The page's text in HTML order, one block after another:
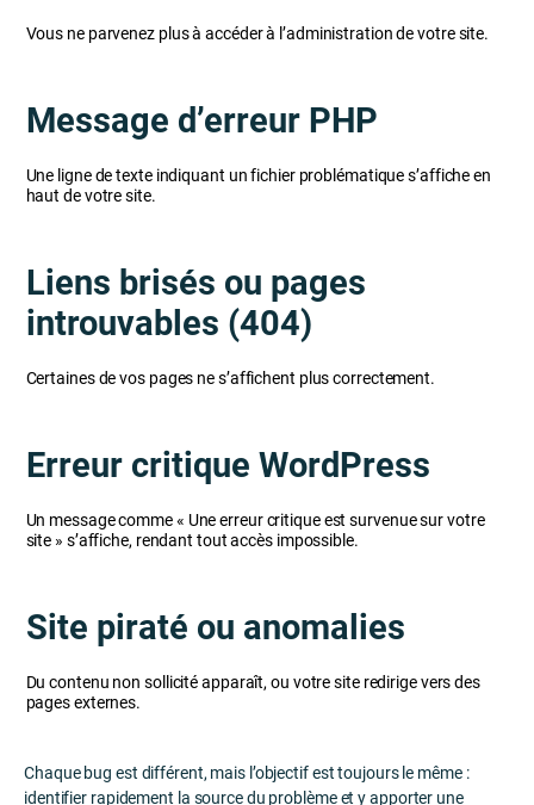
Vous ne parvenez plus à accéder à l’administration de votre site.
Message d’erreur PHP
Une ligne de texte indiquant un fichier problématique s’affiche en
haut de votre site.
Liens brisés ou pages
introuvables (404)
Certaines de vos pages ne s’affichent plus correctement.
Erreur critique WordPress
Un message comme « Une erreur critique est survenue sur votre
site » s’affiche, rendant tout accès impossible.
Site piraté ou anomalies
Du contenu non sollicité apparaît, ou votre site redirige vers des
pages externes.
Chaque bug est différent, mais l’objectif est toujours le même :
identifier rapidement la source du problème et y apporter une